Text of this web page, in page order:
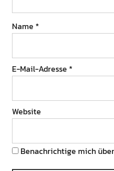
Name *
E-Mail-Adresse *
Website
Benachrichtige mich